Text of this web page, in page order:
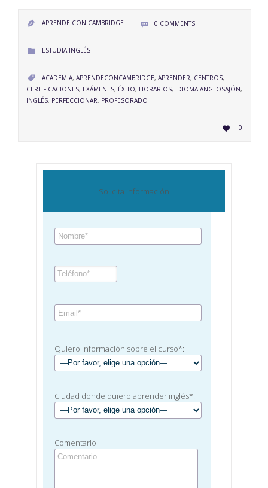
 APRENDE CON CAMBRIDGE  0 COMMENTS
 CATEGORY
ESTUDIA INGLÉS
 CATEGORY
ACADEMIA, APRENDECONCAMBRIDGE, APRENDER, CENTROS,
CERTIFICACIONES, EXÁMENES, ÉXITO, HORARIOS, IDIOMA ANGLOSAJÓN,
INGLÉS, PERFECCIONAR, PROFESORADO
 LOVE
IT0
Solicita información
Quiero información sobre el curso*:
Ciudad donde quiero aprender inglés*:
Comentario